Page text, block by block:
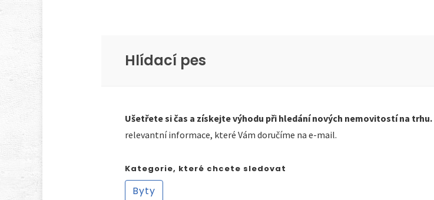
Hlídací pes
Ušetřete si čas a získejte výhodu při hledání nových nemovitostí na trhu.
relevantní informace, které Vám doručíme na e-mail.
Kategorie, které chcete sledovat
Byty